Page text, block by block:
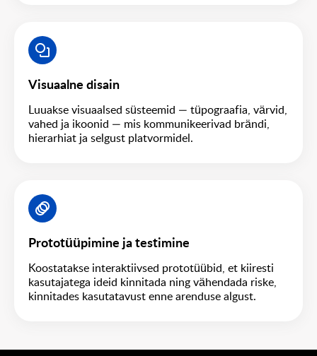
Visuaalne disain
Luuakse visuaalsed süsteemid — tüpograafia, värvid,
vahed ja ikoonid — mis kommunikeerivad brändi,
hierarhiat ja selgust platvormidel.
Prototüüpimine ja testimine
Koostatakse interaktiivsed prototüübid, et kiiresti
kasutajatega ideid kinnitada ning vähendada riske,
kinnitades kasutatavust enne arenduse algust.